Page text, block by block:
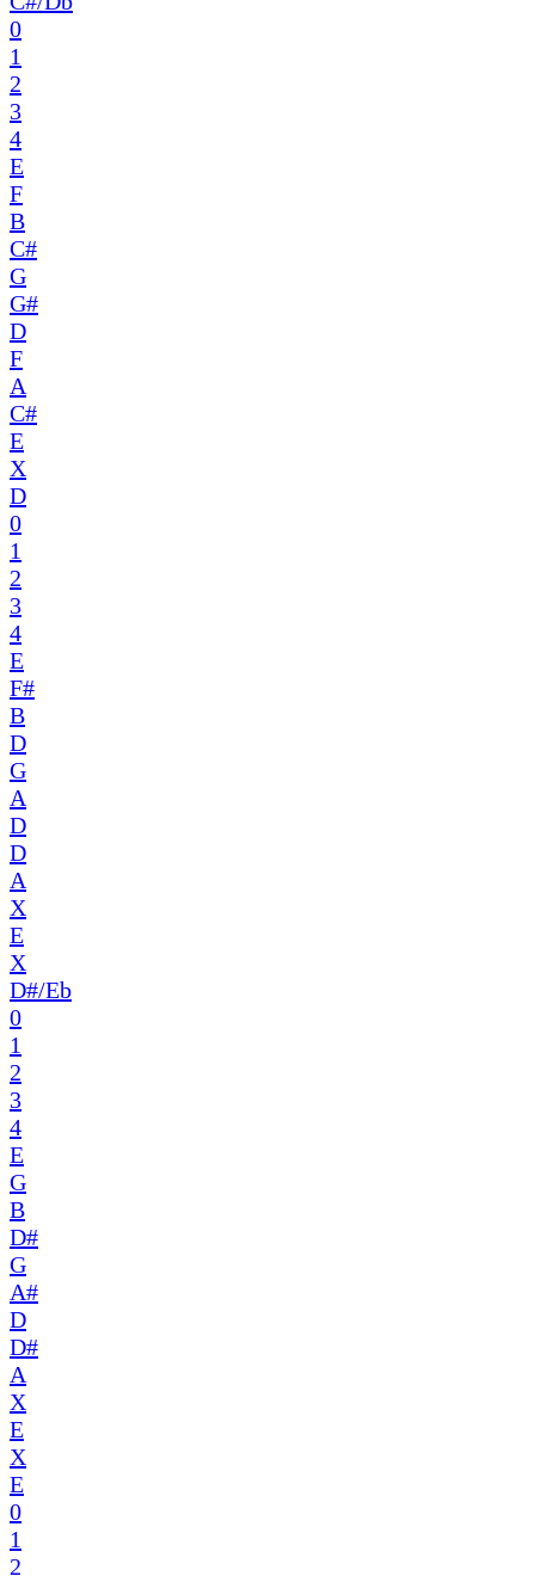
0
1
2
3
4
E
F
B
C#
G
G#
D
F
A
C#
E
X
D
0
1
2
3
4
E
F#
B
D
G
A
D
D
A
X
E
X
D#/Eb
0
1
2
3
4
E
G
B
D#
G
A#
D
D#
A
X
E
X
E
0
1
2